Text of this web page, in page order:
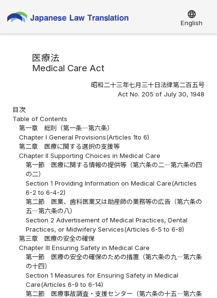
language
English
医療法
Medical Care Act
昭和二十三年七月三十日法律第二百五号
Act No. 205 of July 30, 1948
目次
Table of Contents
第一章 総則（第一条―第六条）
Chapter I General Provisions(Articles 1to 6)
第二章 医療に関する選択の支援等
Chapter II Supporting Choices in Medical Care
第一節 医療に関する情報の提供等（第六条の二―第六条の四
の二）
Section 1 Providing Information on Medical Care(Articles
6-2 to 6-4-2)
第二節 医業、歯科医業又は助産師の業務等の広告（第六条の
五―第六条の八）
Section 2 Advertisement of Medical Practices, Dental
Practices, or Midwifery Services(Articles 6-5 to 6-8)
第三章 医療の安全の確保
Chapter III Ensuring Safety in Medical Care
第一節 医療の安全の確保のための措置（第六条の九―第六条
の十四）
Section 1 Measures for Ensuring Safety in Medical
Care(Articles 6-9 to 6-14)
第二節 医療事故調査・支援センター（第六条の十五―第六条